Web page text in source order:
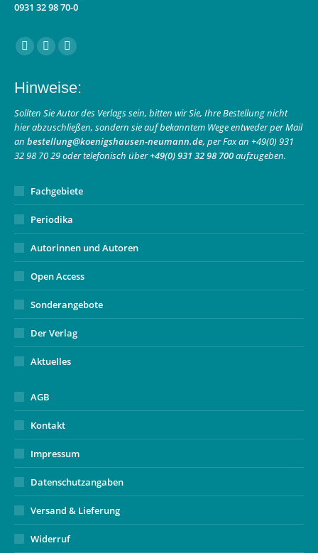
0931 32 98 70-0
Finden Sie uns auf:
Facebook
opens
in
new
window
Instagram
opens
in
new
window
E-
page
opens
in
new
window
Hinweise:
Sollten Sie Autor des Verlags sein, bitten wir Sie, Ihre Bestellung nicht
hier abzuschließen, sondern sie auf bekanntem Wege entweder per Mail
an bestellung@koenigshausen-neumann.de, per Fax an +49(0) 931
32 98 70 29 oder telefonisch über+49(0) 931 32 98 700aufzugeben.
Fachgebiete
Periodika
Autorinnen und Autoren
Open Access
Sonderangebote
Der Verlag
Aktuelles
AGB
Kontakt
Impressum
Datenschutzangaben
Versand & Lieferung
Widerruf